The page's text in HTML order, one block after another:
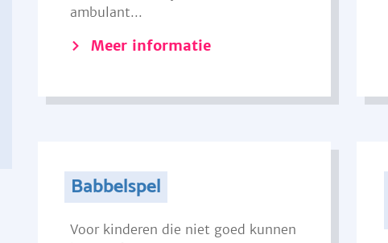
ambulant...
Meer informatie
Babbelspel
Voor kinderen die niet goed kunnen